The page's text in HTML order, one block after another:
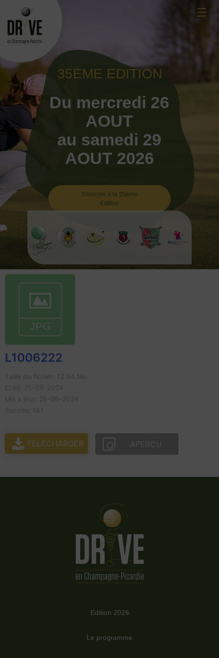
content
☰
35ÈME EDITION
Du mercredi 26
AOUT
au samedi 29
AOUT 2026
S'inscrire à la 35ème
Edition
L1006222
TÉLÉCHARGER APERÇU
Edition 2026
Le programme